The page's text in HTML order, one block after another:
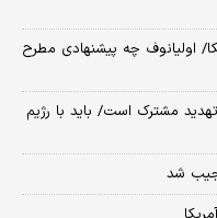
اولیانوف چه پیشنهادی مطرح
مشترک است/ باید با رژیم
شد